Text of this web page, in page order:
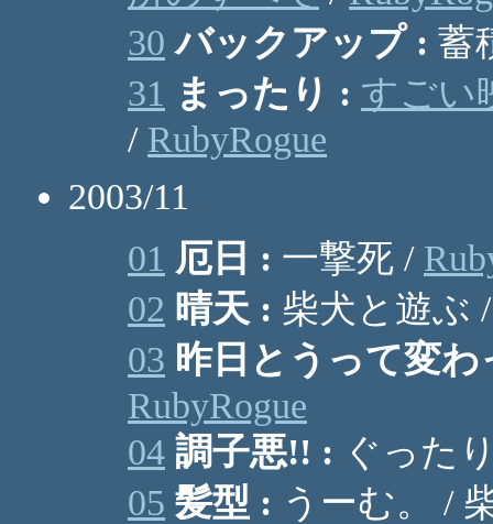
30 バックアップ : 蓄
31 まったり : すごい
/ RubyRogue
2003/11
01 厄日 : 一撃死 /
02 晴天 : 柴犬と遊ぶ
03 昨日とうって変わ
RubyRogue
04 調子悪!! : ぐった
05 髪型 : うーむ。 /